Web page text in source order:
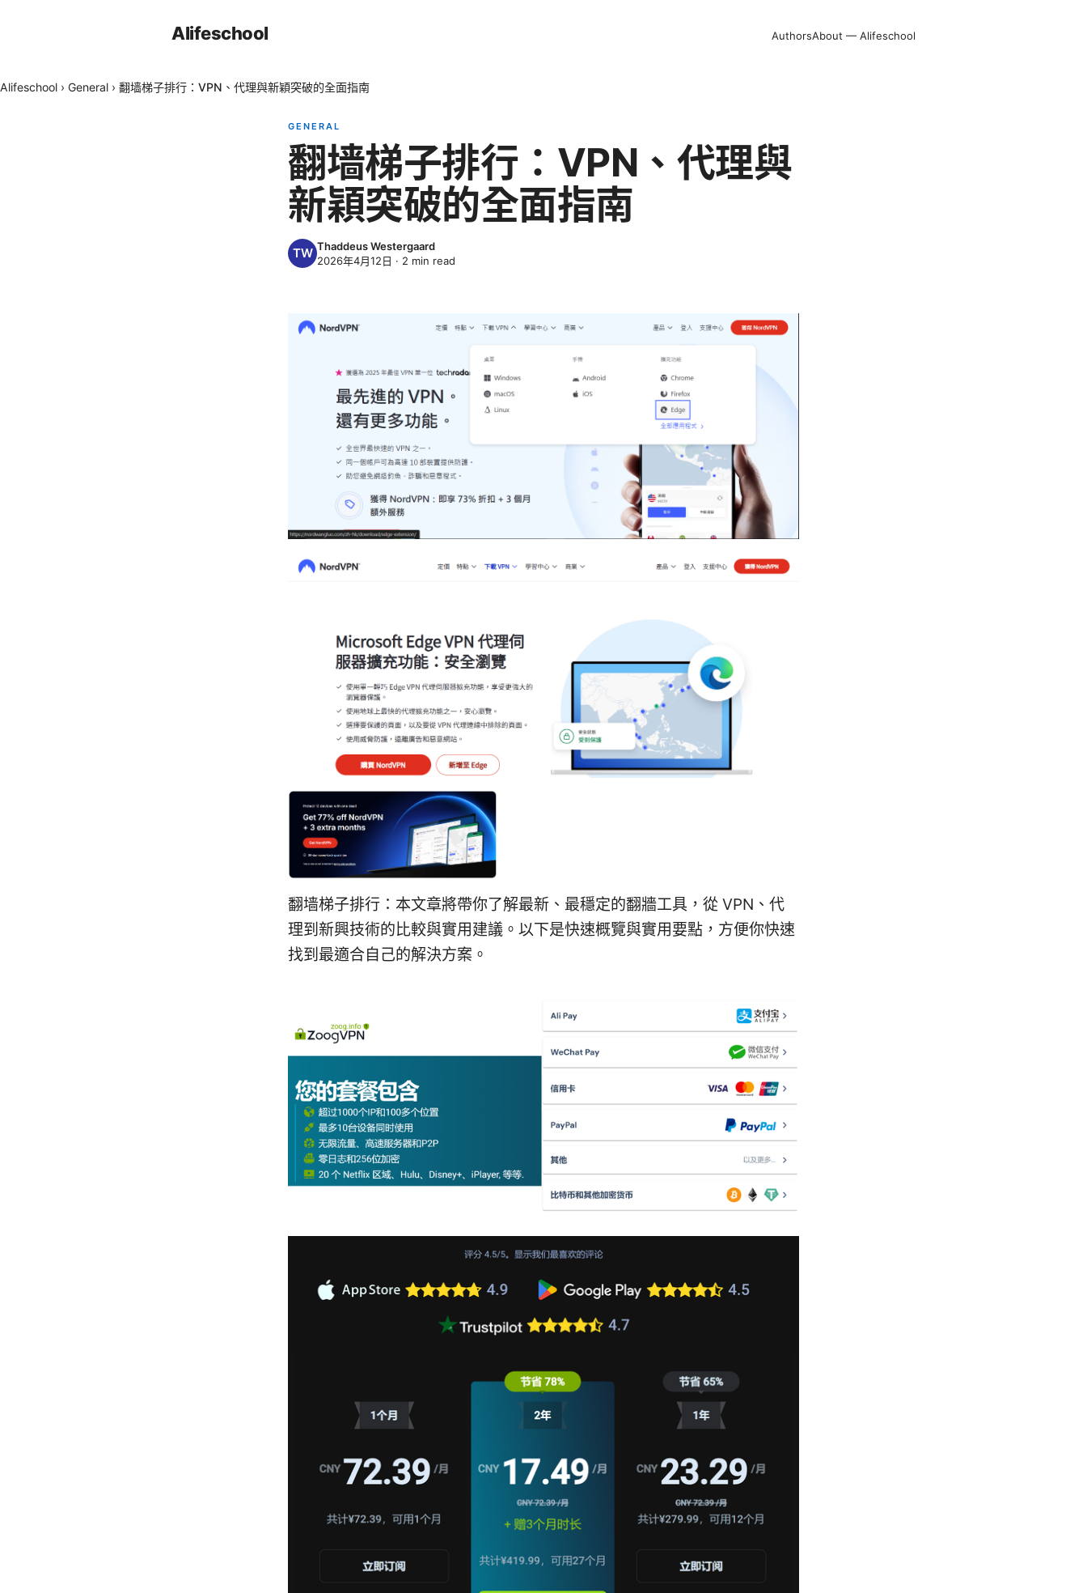
Alifeschool AuthorsAbout — Alifeschool
Alifeschool › General › 翻墙梯子排行：VPN、代理與新穎突破的全面指南
GENERAL
翻墙梯子排行：VPN、代理與
新穎突破的全面指南
Thaddeus Westergaard
2026年4月12日 · 2 min read
翻墙梯子排行：本文章將帶你了解最新、最穩定的翻牆工具，從 VPN、代
理到新興技術的比較與實用建議。以下是快速概覽與實用要點，方便你快速
找到最適合自己的解決方案。